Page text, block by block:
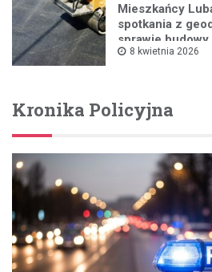
Mieszkańcy
spotkania z
sprawie budowy
8 kwietnia 2026
Kronika Policyjna